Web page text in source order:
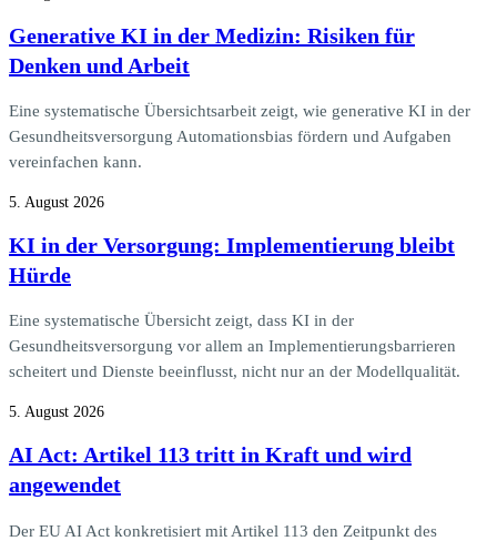
Generative KI in der Medizin: Risiken für
Denken und Arbeit
Eine systematische Übersichtsarbeit zeigt, wie generative KI in der
Gesundheitsversorgung Automationsbias fördern und Aufgaben
vereinfachen kann.
5. August 2026
KI in der Versorgung: Implementierung bleibt
Hürde
Eine systematische Übersicht zeigt, dass KI in der
Gesundheitsversorgung vor allem an Implementierungsbarrieren
scheitert und Dienste beeinflusst, nicht nur an der Modellqualität.
5. August 2026
AI Act: Artikel 113 tritt in Kraft und wird
angewendet
Der EU AI Act konkretisiert mit Artikel 113 den Zeitpunkt des